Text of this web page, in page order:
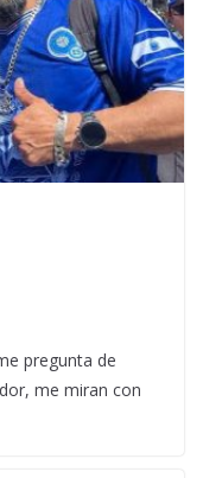
pregunta de
me miran con